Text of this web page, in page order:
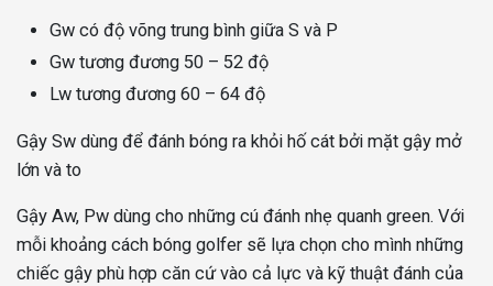
Gw có độ võng trung bình giữa S và P
Gw tương đương 50 – 52 độ
Lw tương đương 60 – 64 độ
Gậy Sw dùng để đánh bóng ra khỏi hố cát bởi mặt gậy mở
lớn và to
Gậy Aw, Pw dùng cho những cú đánh nhẹ quanh green. Với
mỗi khoảng cách bóng golfer sẽ lựa chọn cho mình những
chiếc gậy phù hợp căn cứ vào cả lực và kỹ thuật đánh của